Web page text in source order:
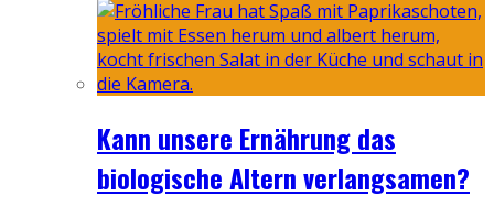
Kann unsere Ernährung das
biologische Altern verlangsamen?